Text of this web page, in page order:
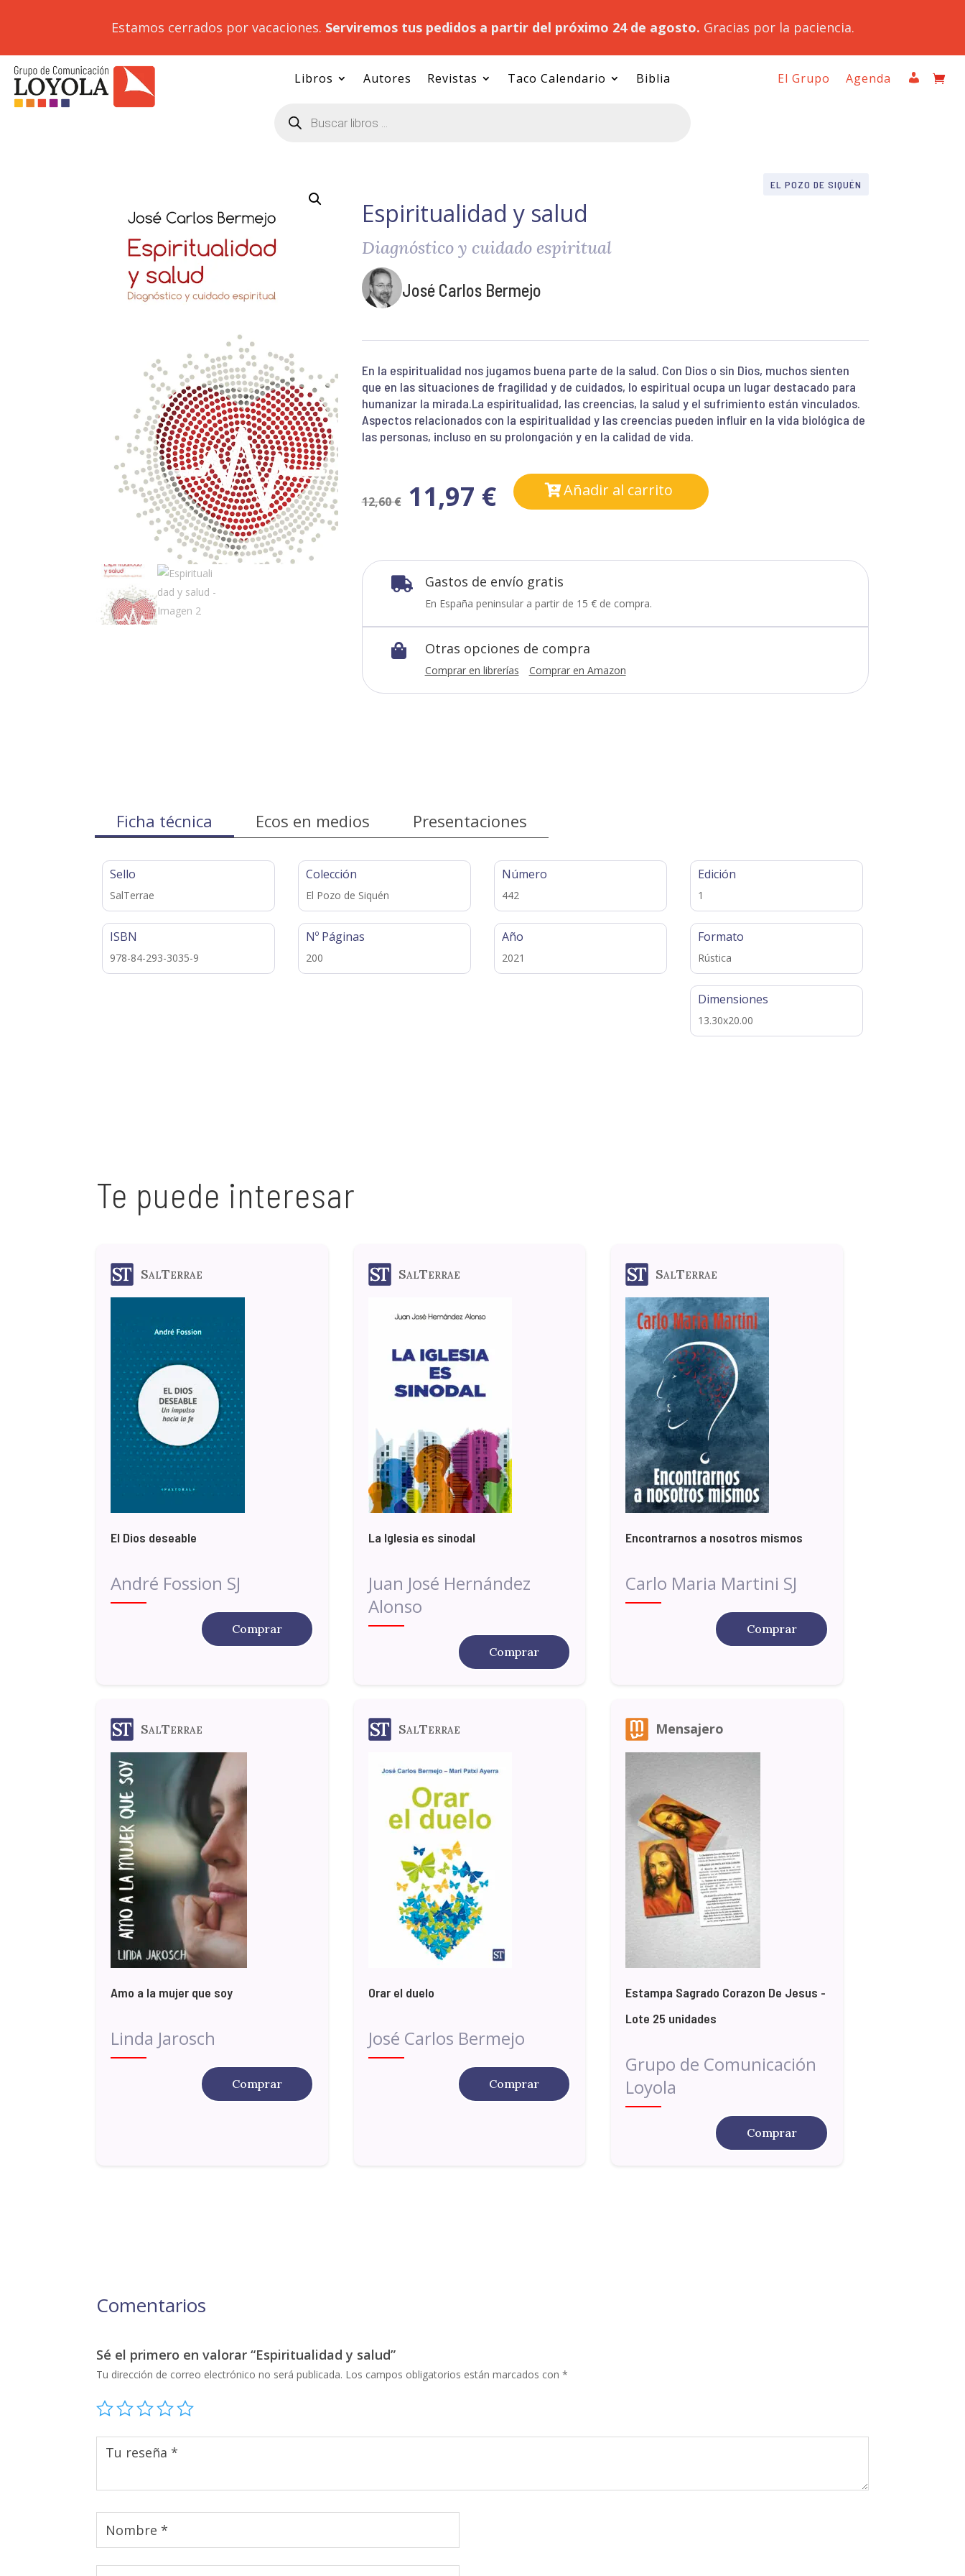
Estamos cerrados por vacaciones. Serviremos tus pedidos a partir del próximo 24 de agosto. Gracias por la paciencia.
Libros Autores Revistas Taco Calendario Biblia
productos
El Grupo Agenda
EL POZO DE SIQUÉN
Espiritualidad y salud
Diagnóstico y cuidado espiritual
José Carlos Bermejo
En la espiritualidad nos jugamos buena parte de la salud. Con Dios o sin Dios, muchos sienten
que en las situaciones de fragilidad y de cuidados, lo espiritual ocupa un lugar destacado para
humanizar la mirada.La espiritualidad, las creencias, la salud y el sufrimiento están vinculados.
Aspectos relacionados con la espiritualidad y las creencias pueden influir en la vida biológica de
las personas, incluso en su prolongación y en la calidad de vida.
12,60€ 11,97 € Añadir al carrito
 Gastos de envío gratis
En España peninsular a partir de 15 € de compra.
 Otras opciones de compra
Comprar en librerías Comprar en Amazon
Ficha técnica Ecos en medios Presentaciones
Sello
SalTerrae
ISBN
978-84-293-3035-9
Colección
El Pozo de Siquén
Nº Páginas
200
Número
442
Año
2021
Edición
1
Formato
Rústica
Dimensiones
13.30x20.00
Te puede interesar
SalTerrae
El Dios deseable
André Fossion SJ
Comprar
SalTerrae
La Iglesia es sinodal
Juan José Hernández
Alonso
Comprar
SalTerrae
Encontrarnos a nosotros mismos
Carlo Maria Martini SJ
Comprar
SalTerrae
Amo a la mujer que soy
Linda Jarosch
Comprar
SalTerrae
Orar el duelo
José Carlos Bermejo
Comprar
Mensajero
Estampa Sagrado Corazon De Jesus -
Lote 25 unidades
Grupo de Comunicación
Loyola
Comprar
Comentarios
Sé el primero en valorar “Espiritualidad y salud”
Tu dirección de correo electrónico no será publicada. Los campos obligatorios están marcados con*